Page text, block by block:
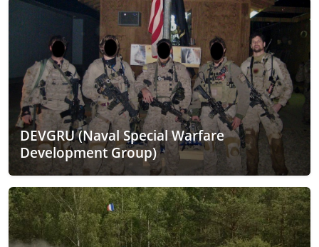
DEVGRU (Naval Special Warfare
Development Group)